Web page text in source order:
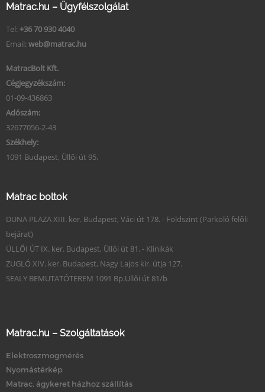
Matrac.hu – Ügyfélszolgálat
Tel: +36 70 930 4040
Email: web@matrac.hu
MatracBolt Kft.
Cégjegyzékszám:
01-09-436863
Adószám:
32677056-2-43
Székhely:
1091 Budapest, Üllői út 95.
Matrac boltok
DUNA PLAZA XIII. ker. Budapest, Váci út 178. - Földszint (Parkoló felőli
bejárat)
ÜLLŐI ÚT IX. ker. Budapest, Üllői út 81. - Klinikák
ZUGLÓ XIV. ker. Budapest, Nagy Lajos kir. útja 127.
SEALY BEMUTATÓTEREM 1091 Bp.Üllői út 81/b
Matrac.hu – Szolgáltatások
Elektroszmogmérés
Nyomástérkép
Matrac, ágykeret házhoz szállítás